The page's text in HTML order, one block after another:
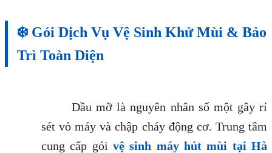
❄️ Gói Dịch Vụ Vệ Sinh Khử Mùi & Bảo
Trì Toàn Diện
Dầu mỡ là nguyên nhân số một gây rỉ
sét vỏ máy và chập cháy động cơ. Trung tâm
cung cấp gói vệ sinh máy hút mùi tại Hà